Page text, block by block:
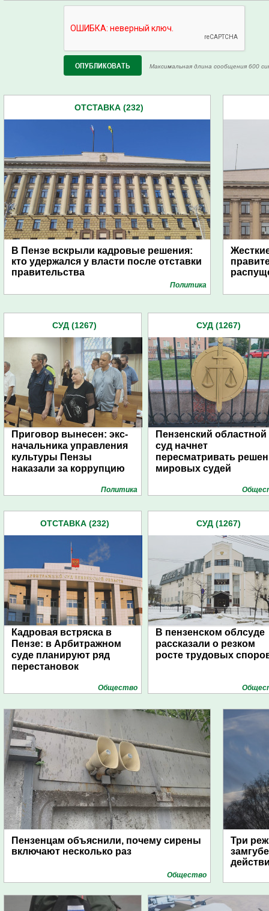
Максимальная длина сообщения 600
ОТСТАВКА (232)
В Пензе вскрыли кадровые решения:
кто удержался у власти после отставки
правительства
Политика
СУД (1267)
Приговор вынесен: экс-
начальника управления
культуры Пензы
наказали за коррупцию
Политика
СУД (1267)
Пензенский областной
суд начнет
пересматривать
мировых судей
ОТСТАВКА (232)
Кадровая встряска в
Пензе: в Арбитражном
суде планируют ряд
перестановок
Общество
СУД (1267)
В пензенском облсуде
рассказали о резком
росте трудовых
Пензенцам объяснили, почему сирены
включают несколько раз
Общество
Три